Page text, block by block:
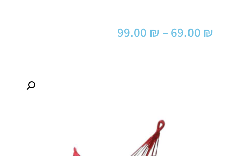
69.00 ₪
–
99.00 ₪